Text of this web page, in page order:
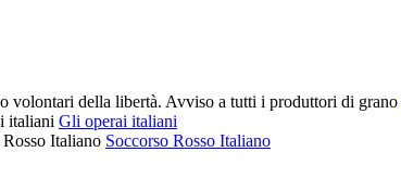
Gli operai italiani
Soccorso Rosso Italiano